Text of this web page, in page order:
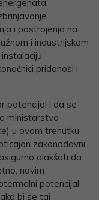
i postrojenja na
i industrijskom
pridonosi i
potencijal i da se
ministarstvo
u ovom trenutku
zakonodavni
olakšati da
novim
potencijal
bi se taj